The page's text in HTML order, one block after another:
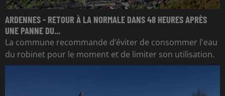
ARDENNES - RETOUR À LA NORMALE DANS 48 HEURES APRÈS
UNE PANNE DU...
La commune recommande d’éviter de consommer l'eau
du robinet pour le moment et de limiter son utilisation.